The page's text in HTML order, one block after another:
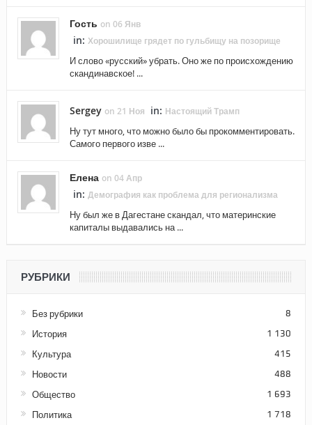
Гость on 06 Янв
in: Хорошилище грядет по гульбищу на позорище
И слово «русский» убрать. Оно же по происхождению
скандинавское! ...
Sergey on 21 Ноя in: Настоящий Трамп
Ну тут много, что можно было бы прокомментировать.
Самого первого изве ...
Елена on 04 Апр
in: Демография как проблема для регионализма
Ну был же в Дагестане скандал, что материнские
капиталы выдавались на ...
РУБРИКИ
Без рубрики 8
История 1 130
Культура 415
Новости 488
Общество 1 693
Политика 1 718